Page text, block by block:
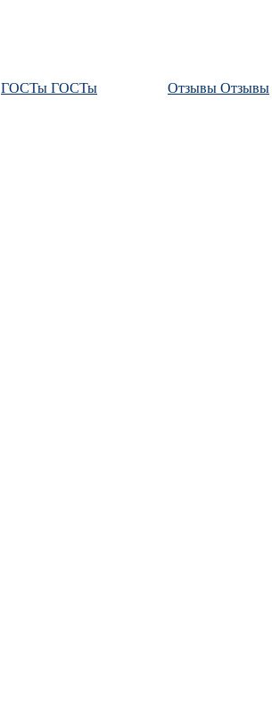
ГОСТы ГОСТы Отзывы Отзывы